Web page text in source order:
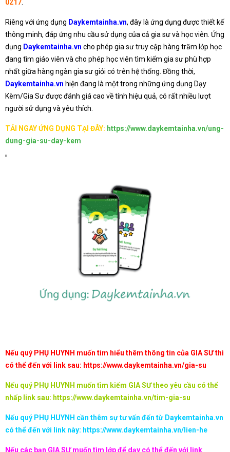
0217
Riêng với ứng dụng Daykemtainha.vn, đây là ứng dụng được thiết kế
thông minh, đáp ứng nhu cầu sử dụng của cả gia sư và học viên. Ứng
dụng Daykemtainha.vn cho phép gia sư truy cập hàng trăm lớp học
đang tìm giáo viên và cho phép học viên tìm kiếm gia sư phù hợp
nhất giữa hàng ngàn gia sư giỏi có trên hệ thống. Đồng thời,
Daykemtainha.vn hiện đang là một trong những ứng dụng Dạy
Kèm/Gia Sư được đánh giá cao về tính hiệu quả, có rất nhiều lượt
người sử dụng và yêu thích.
TẢI NGAY ỨNG DỤNG TẠI ĐÂY: https://www.daykemtainha.vn/ung-
dung-gia-su-day-kem
Nếu quý PHỤ HUYNH muốn tìm hiểu thêm thông tin của GIA SƯ thì
có thể đến với link sau: https://www.daykemtainha.vn/gia-su
Nếu quý PHỤ HUYNH muốn tìm kiếm GIA SƯ theo yêu cầu có thể
nhấp link sau: https://www.daykemtainha.vn/tim-gia-su
Nếu quý PHỤ HUYNH cần thêm sự tư vấn đến từ Daykemtainha.vn
có thể đến với link này: https://www.daykemtainha.vn/lien-he
Nếu các bạn GIA SƯ muốn tìm lớp để dạy có thể đến với link